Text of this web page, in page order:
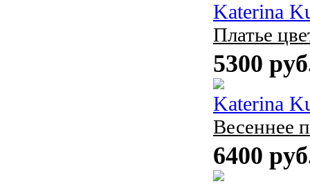
Katerina
Платье
5300
Katerina
Весеннее
6400